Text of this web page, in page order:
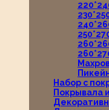
Набор с
Покрывала